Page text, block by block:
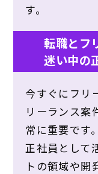
す。
転職とフ
迷い中の
今すぐにフリ
リーランス案
常に重要です。
正社員として
トの領域や開